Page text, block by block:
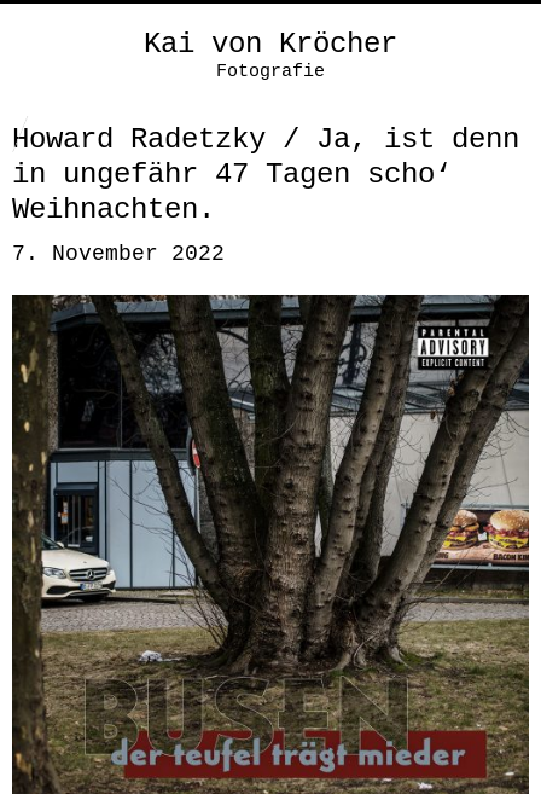
Kai von Kröcher
Fotografie
Howard Radetzky / Ja, ist denn
in ungefähr 47 Tagen scho‘
Weihnachten.
7. November 2022